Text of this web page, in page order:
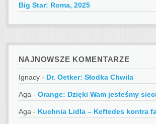
Big Star: Roma, 2025
NAJNOWSZE KOMENTARZE
Ignacy- Dr. Oetker: Słodka Chwila
Aga - Orange: Dzięki Wam jesteśmy
Aga - Kuchnia Lidla – Keftedes kontra